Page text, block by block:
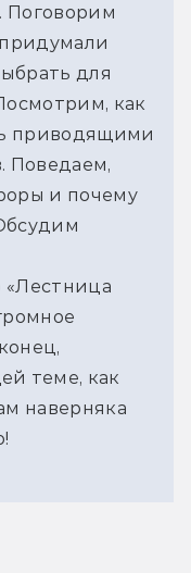
Поговорим
для
как
приводящими
Поведаем,
и почему
«Лестница
теме, как
наверняка